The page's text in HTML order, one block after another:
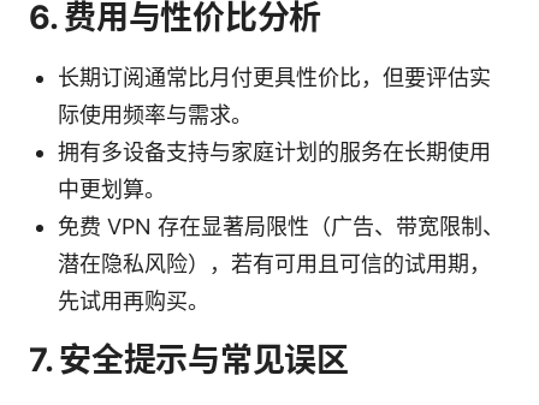
6. 费用与性价比分析
长期订阅通常比月付更具性价比，但要评估实
际使用频率与需求。
拥有多设备支持与家庭计划的服务在长期使用
中更划算。
免费 VPN 存在显著局限性（广告、带宽限制、
潜在隐私风险），若有可用且可信的试用期，
先试用再购买。
7. 安全提示与常见误区